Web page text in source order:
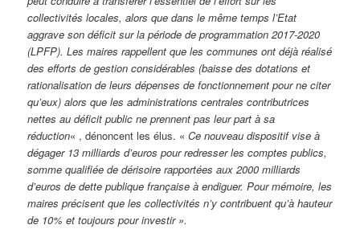
collectivités locales, alors que dans le même temps l’Etat
aggrave son déficit sur la période de programmation 2017-2020
(LPFP). Les maires rappellent que les communes ont déjà réalisé
des efforts de gestion considérables (baisse des dotations et
rationalisation de leurs dépenses de fonctionnement pour ne citer
qu’eux) alors que les administrations centrales contributrices
nettes au déficit public ne prennent pas leur part à sa
réduction« , dénoncent les élus. «Ce nouveau dispositif vise à
dégager 13 milliards d’euros pour redresser les comptes publics,
somme qualifiée de dérisoire rapportées aux 2000 milliards
d’euros de dette publique française à endiguer. Pour mémoire, les
maires précisent que les collectivités n’y contribuent qu’à hauteur
de 10% et toujours pour investir ».